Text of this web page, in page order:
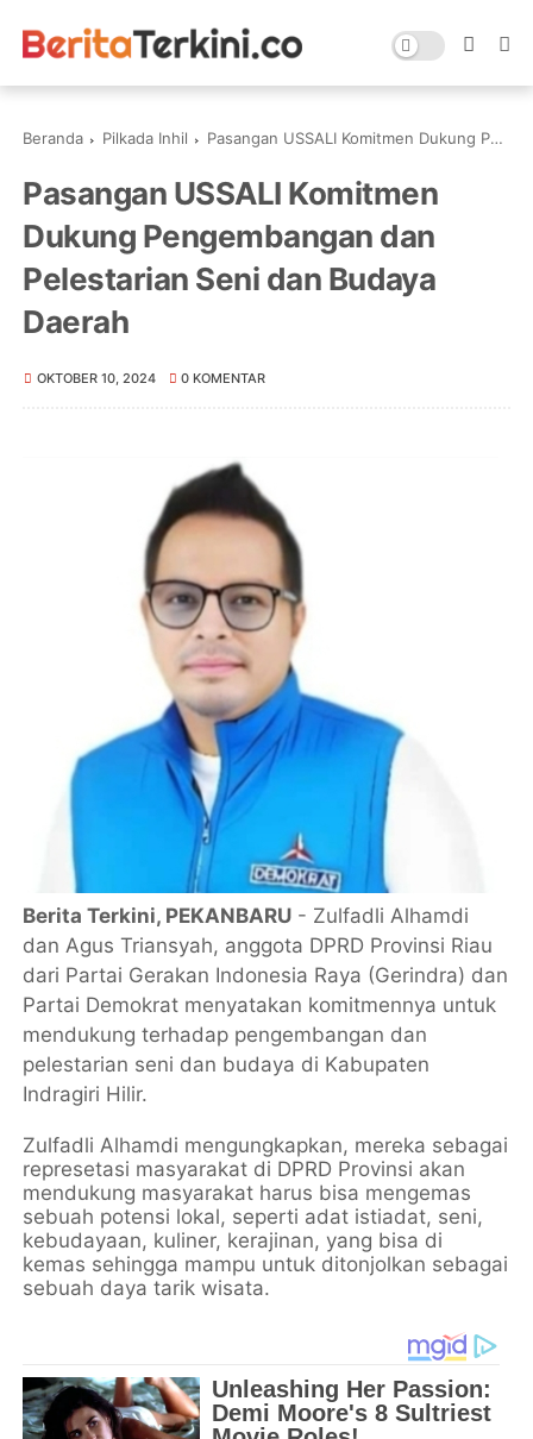
Beranda Pilkada Inhil Pasangan USSALI Komitmen Dukung Pengembangan dan Pelestarian Seni dan Budaya Daerah
Pasangan USSALI Komitmen
Dukung Pengembangan dan
Pelestarian Seni dan Budaya
Daerah
OKTOBER 10, 2024 0 KOMENTAR
Berita Terkini, PEKANBARU - Zulfadli Alhamdi
dan Agus Triansyah, anggota DPRD Provinsi Riau
dari Partai Gerakan Indonesia Raya (Gerindra) dan
Partai Demokrat menyatakan komitmennya untuk
mendukung terhadap pengembangan dan
pelestarian seni dan budaya di Kabupaten
Indragiri Hilir.
Zulfadli Alhamdi mengungkapkan, mereka sebagai
represetasi masyarakat di DPRD Provinsi akan
mendukung masyarakat harus bisa mengemas
sebuah potensi lokal, seperti adat istiadat, seni,
kebudayaan, kuliner, kerajinan, yang bisa di
kemas sehingga mampu untuk ditonjolkan sebagai
sebuah daya tarik wisata.